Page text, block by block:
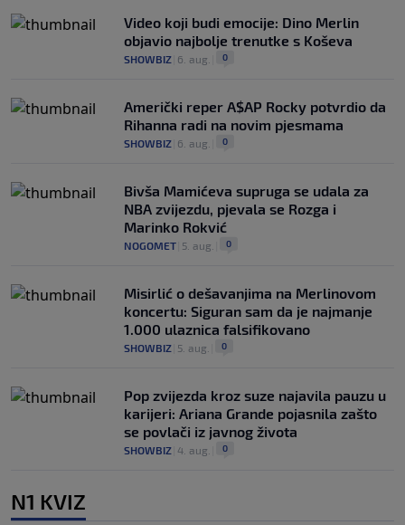
Video koji budi emocije: Dino Merlin
objavio najbolje trenutke s Koševa
SHOWBIZ 6. aug. 0
Američki reper A$AP Rocky potvrdio da
Rihanna radi na novim pjesmama
SHOWBIZ 6. aug. 0
Bivša Mamićeva supruga se udala za
NBA zvijezdu, pjevala se Rozga i
Marinko Rokvić
NOGOMET 5. aug. 0
Misirlić o dešavanjima na Merlinovom
koncertu: Siguran sam da je najmanje
1.000 ulaznica falsifikovano
SHOWBIZ 5. aug. 0
Pop zvijezda kroz suze najavila pauzu u
karijeri: Ariana Grande pojasnila zašto
se povlači iz javnog života
SHOWBIZ 4. aug. 0
N1 KVIZ